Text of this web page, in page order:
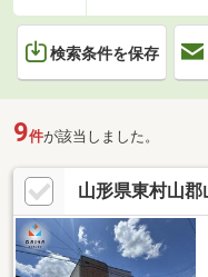
検索条件を保存
9件が該当しました。
山形県東村山